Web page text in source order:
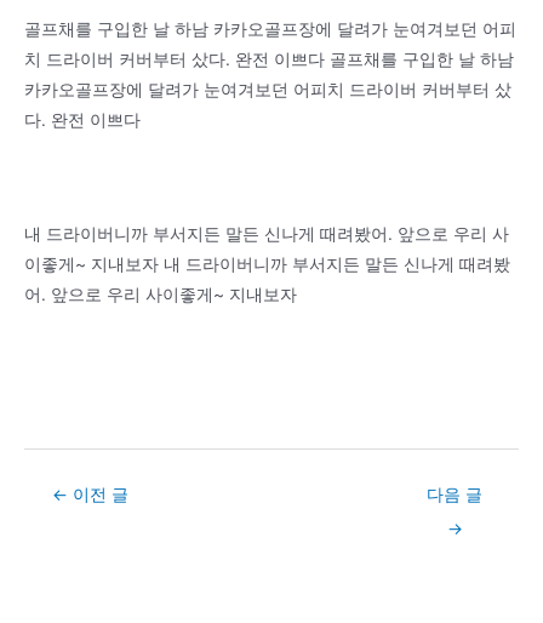
골프채를 구입한 날 하남 카카오골프장에 달려가 눈여겨보던 어피
치 드라이버 커버부터 샀다. 완전 이쁘다 골프채를 구입한 날 하남
카카오골프장에 달려가 눈여겨보던 어피치 드라이버 커버부터 샀
다. 완전 이쁘다
내 드라이버니까 부서지든 말든 신나게 때려봤어. 앞으로 우리 사
이좋게~ 지내보자 내 드라이버니까 부서지든 말든 신나게 때려봤
어. 앞으로 우리 사이좋게~ 지내보자
Post← 이전 글
다음 글
→